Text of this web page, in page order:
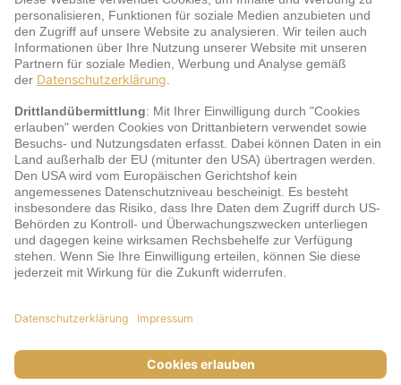
Service
jö Bonus Club Partner
Zahlungsarten & Sicherheit
AGB